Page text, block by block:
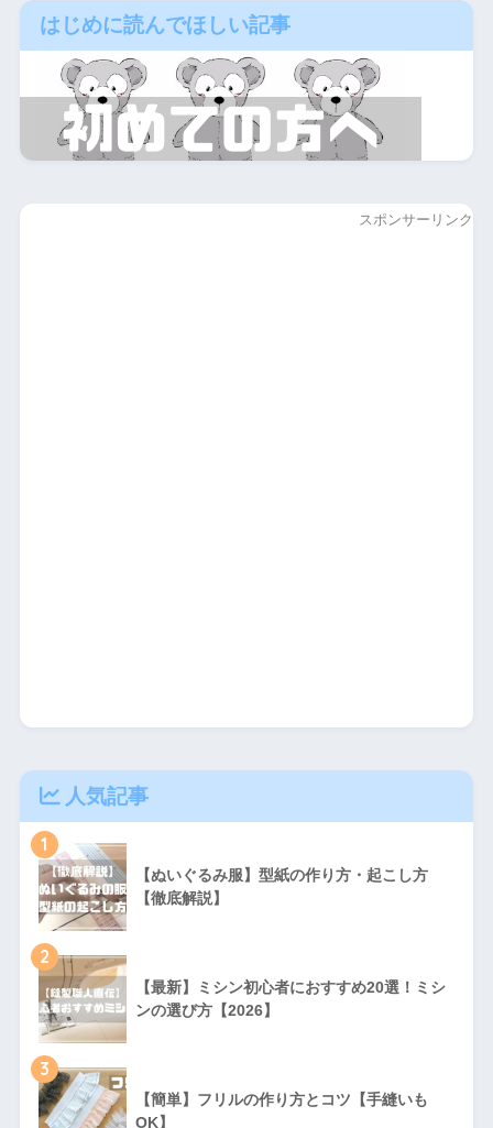
はじめに読んでほしい記事
スポンサーリンク
人気記事
1
【ぬいぐるみ服】型紙の作り方・起こし方
【徹底解説】
2
【最新】ミシン初心者におすすめ20選！ミシ
ンの選び方【2026】
3
【簡単】フリルの作り方とコツ【手縫いも
OK】